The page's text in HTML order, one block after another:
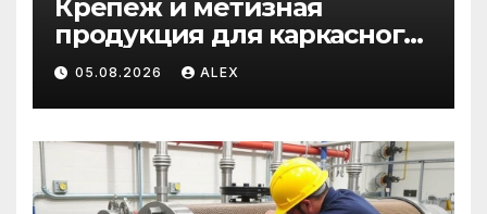
Крепеж и метизная
продукция для каркасного
и загородного
строительства: от
саморезов до анкеров
05.08.2026 ALEX